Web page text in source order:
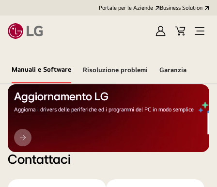
Portale per le Aziende Business Solution
AccediCart
Open
Manuali e Software Risoluzione problemi Garanzia
Aggiornamento LG
Aggiorna i drivers delle periferiche ed i programmi del PC in modo semplice
Aggiornamento
LG
Contattaci